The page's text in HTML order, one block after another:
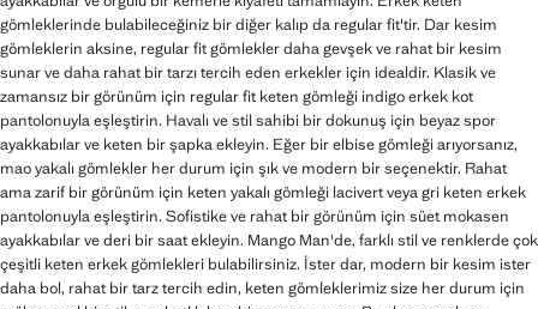
gömleklerinde bulabileceğiniz bir diğer kalıp da regular fit'tir. Dar kesim
gömleklerin aksine, regular fit gömlekler daha gevşek ve rahat bir kesim
sunar ve daha rahat bir tarzı tercih eden erkekler için idealdir. Klasik ve
zamansız bir görünüm için regular fit keten gömleği indigo erkek kot
pantolonuyla eşleştirin. Havalı ve stil sahibi bir dokunuş için beyaz spor
ayakkabılar ve keten bir şapka ekleyin. Eğer bir elbise gömleği arıyorsanız,
mao yakalı gömlekler her durum için şık ve modern bir seçenektir. Rahat
ama zarif bir görünüm için keten yakalı gömleği lacivert veya gri keten erkek
pantolonuyla eşleştirin. Sofistike ve rahat bir görünüm için süet mokasen
ayakkabılar ve deri bir saat ekleyin. Mango Man'de, farklı stil ve renklerde çok
çeşitli keten erkek gömlekleri bulabilirsiniz. İster dar, modern bir kesim ister
daha bol, rahat bir tarz tercih edin, keten gömleklerimiz size her durum için